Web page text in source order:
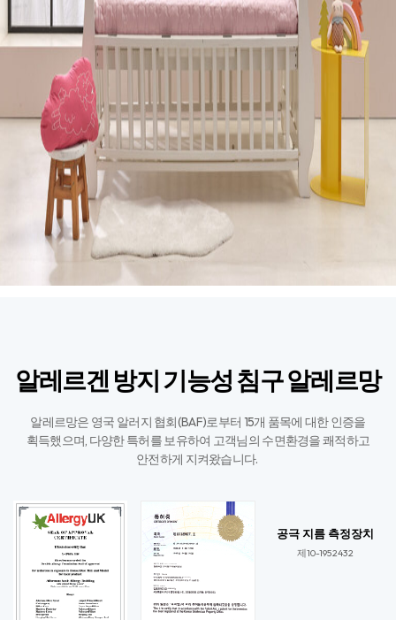
알레르겐 방지 기능성 침구 알레르망
알레르망은 영국 알러지 협회(BAF)로부터 15개 품목에 대한 인증을
획득했으며, 다양한 특허를 보유하여 고객님의 수면환경을 쾌적하고
안전하게 지켜왔습니다. ​
공극 지름 측정장치
제10-1952432